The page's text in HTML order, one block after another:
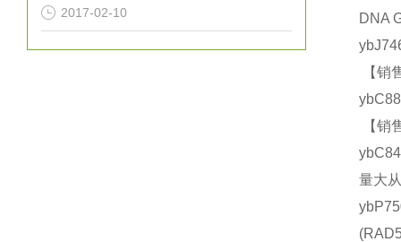
2017-02-10
DNA
【销
【销
量大